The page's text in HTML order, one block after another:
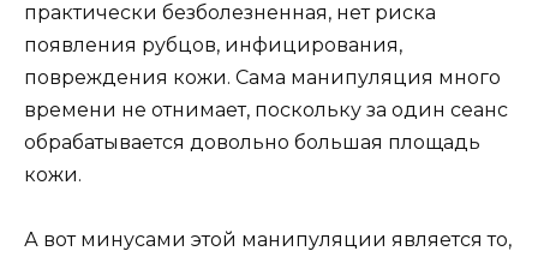
практически безболезненная, нет риска
появления рубцов, инфицирования,
повреждения кожи. Сама манипуляция много
времени не отнимает, поскольку за один сеанс
обрабатывается довольно большая площадь
кожи.
А вот минусами этой манипуляции является то,